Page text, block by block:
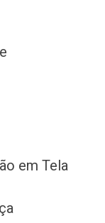
em Tela